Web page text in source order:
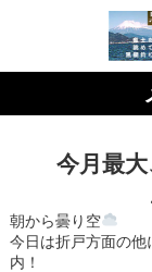
今月最
朝から曇り空
今日は折戸方面の
内！